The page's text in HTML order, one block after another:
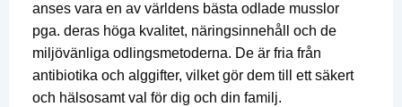
anses vara en av världens bästa odlade musslor
pga. deras höga kvalitet, näringsinnehåll och de
miljövänliga odlingsmetoderna. De är fria från
antibiotika och alggifter, vilket gör dem till ett säkert
och hälsosamt val för dig och din familj.